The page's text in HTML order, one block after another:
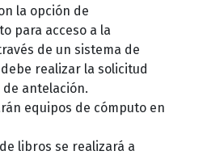
la opción de
para acceso a la
de un sistema de
realizar la solicitud
antelación.
equipos de cómputo en
libros se realizará a